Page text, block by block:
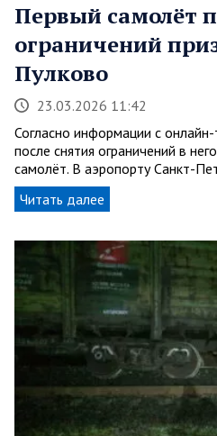
Первый самолёт
ограничений
Пулково
23.03.2026 11:42
Согласно информации с
после снятия ограничений в
самолёт. В аэропорту Санкт-
Читать далее